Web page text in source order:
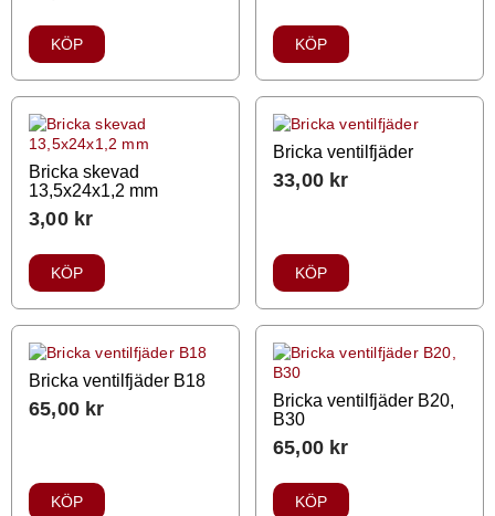
KÖP KÖP
Bricka skevad
13,5x24x1,2 mm
3,00 kr
KÖP
Bricka ventilfjäder
33,00 kr
KÖP
Bricka ventilfjäder B18
65,00 kr
KÖP
Bricka ventilfjäder B20,
B30
65,00 kr
KÖP